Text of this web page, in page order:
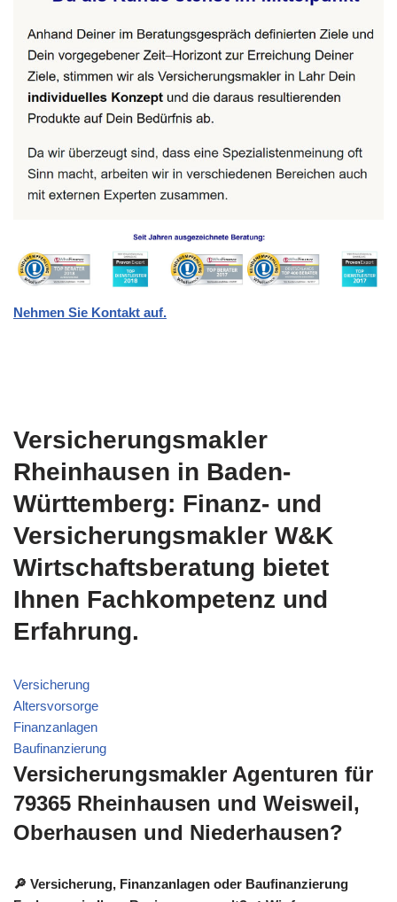
Nehmen Sie Kontakt auf.
Versicherungsmakler
Rheinhausen in Baden-
Württemberg: Finanz- und
Versicherungsmakler W&K
Wirtschaftsberatung bietet
Ihnen Fachkompetenz und
Erfahrung.
Versicherung
Altersvorsorge
Finanzanlagen
Baufinanzierung
Versicherungsmakler Agenturen für
79365 Rheinhausen und Weisweil,
Oberhausen und Niederhausen?
🔎 Versicherung, Finanzanlagen oder Baufinanzierung